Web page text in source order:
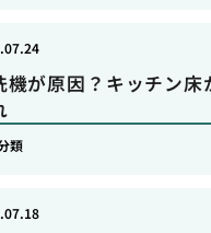
機が原因？キッチン床
類